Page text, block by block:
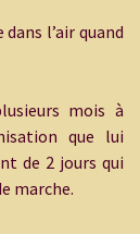
dans l’air quand
mois à
que lui
de 2 jours qui
marche.